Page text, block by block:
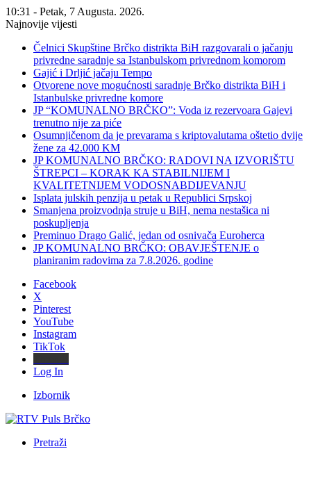
10:31 - Petak, 7 Augusta. 2026.
Najnovije vijesti
Čelnici Skupštine Brčko distrikta BiH razgovarali o jačanju
privredne saradnje sa Istanbulskom privrednom komorom
Gajić i Drljić jačaju Tempo
Otvorene nove mogućnosti saradnje Brčko distrikta BiH i
Istanbulske privredne komore
JP “KOMUNALNO BRČKO”: Voda iz rezervoara Gajevi
trenutno nije za piće
Osumnjičenom da je prevarama s kriptovalutama oštetio dvije
žene za 42.000 KM
JP KOMUNALNO BRČKO: RADOVI NA IZVORIŠTU
ŠTREPCI – KORAK KA STABILNIJEM I
KVALITETNIJEM VODOSNABDIJEVANJU
Isplata julskih penzija u petak u Republici Srpskoj
Smanjena proizvodnja struje u BiH, nema nestašica ni
poskupljenja
Preminuo Drago Galić, jedan od osnivača Euroherca
JP KOMUNALNO BRČKO: OBAVJEŠTENJE o
planiranim radovima za 7.8.2026. godine
Facebook
X
Pinterest
YouTube
Instagram
TikTok
Log In
Izbornik
Pretraži